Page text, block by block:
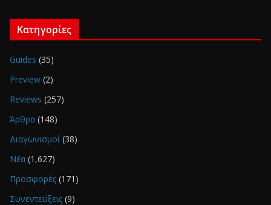
Κατηγορίες
Guides (35)
Preview (2)
Reviews (257)
Άρθρα (148)
Διαγωνισμοί (38)
Νέα (1,627)
Προσφορές (171)
Συνεντεύξεις (9)